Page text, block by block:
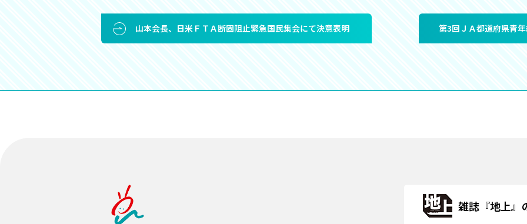
山本会長、日米ＦＴＡ断固阻止緊急国民集会にて決意表明 第3回ＪＡ都道府県青
雑誌『地上』